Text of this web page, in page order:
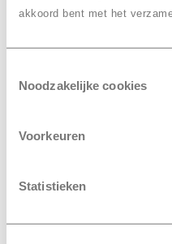
akkoord bent met het
Noodzakelijke cookies
Voorkeuren
Statistieken